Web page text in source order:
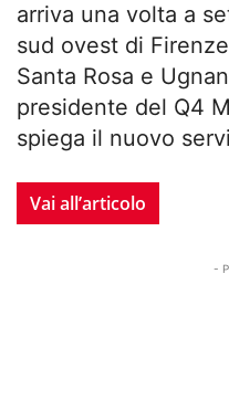
arriva una volta a
sud ovest di
Santa Rosa e
presidente del Q4
spiega il nuovo
Vai all’articolo
-